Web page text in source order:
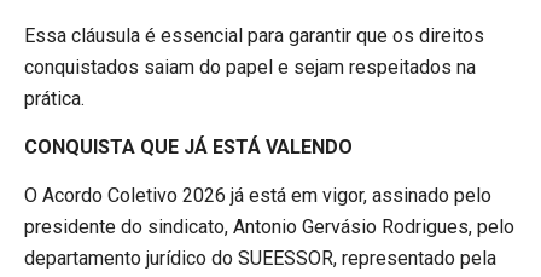
Essa cláusula é essencial para garantir que os direitos
conquistados saiam do papel e sejam respeitados na
prática.
CONQUISTA QUE JÁ ESTÁ VALENDO
O Acordo Coletivo 2026 já está em vigor, assinado pelo
presidente do sindicato, Antonio Gervásio Rodrigues, pelo
departamento jurídico do SUEESSOR, representado pela